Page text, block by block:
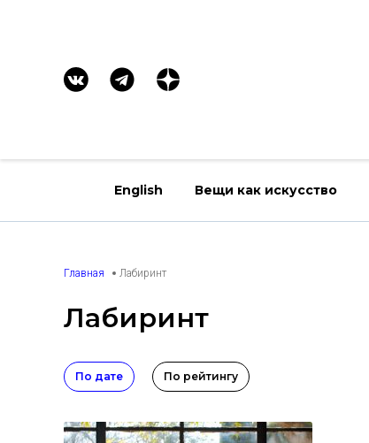
English Вещи как искусство
Главная Лабиринт
Лабиринт
По дате По рейтингу